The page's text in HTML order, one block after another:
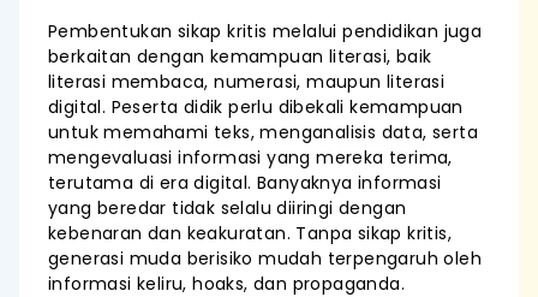
Pembentukan sikap kritis melalui pendidikan juga
berkaitan dengan kemampuan literasi, baik
literasi membaca, numerasi, maupun literasi
digital. Peserta didik perlu dibekali kemampuan
untuk memahami teks, menganalisis data, serta
mengevaluasi informasi yang mereka terima,
terutama di era digital. Banyaknya informasi
yang beredar tidak selalu diiringi dengan
kebenaran dan keakuratan. Tanpa sikap kritis,
generasi muda berisiko mudah terpengaruh oleh
informasi keliru, hoaks, dan propaganda.